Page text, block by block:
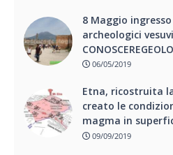
8 Maggio
archeologici
06/05/2019
Etna, ricostruita
creato le
magma in
09/09/2019